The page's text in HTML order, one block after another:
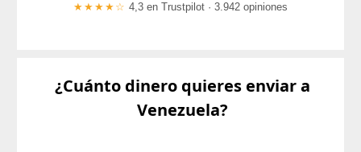
★★★★☆ 4,3 en Trustpilot · 3.942 opiniones
¿Cuánto dinero quieres enviar a
Venezuela?